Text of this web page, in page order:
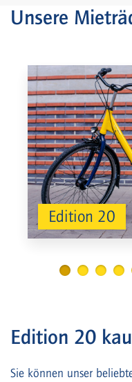
Unsere
Edition 20
Edition 20
Sie können unser